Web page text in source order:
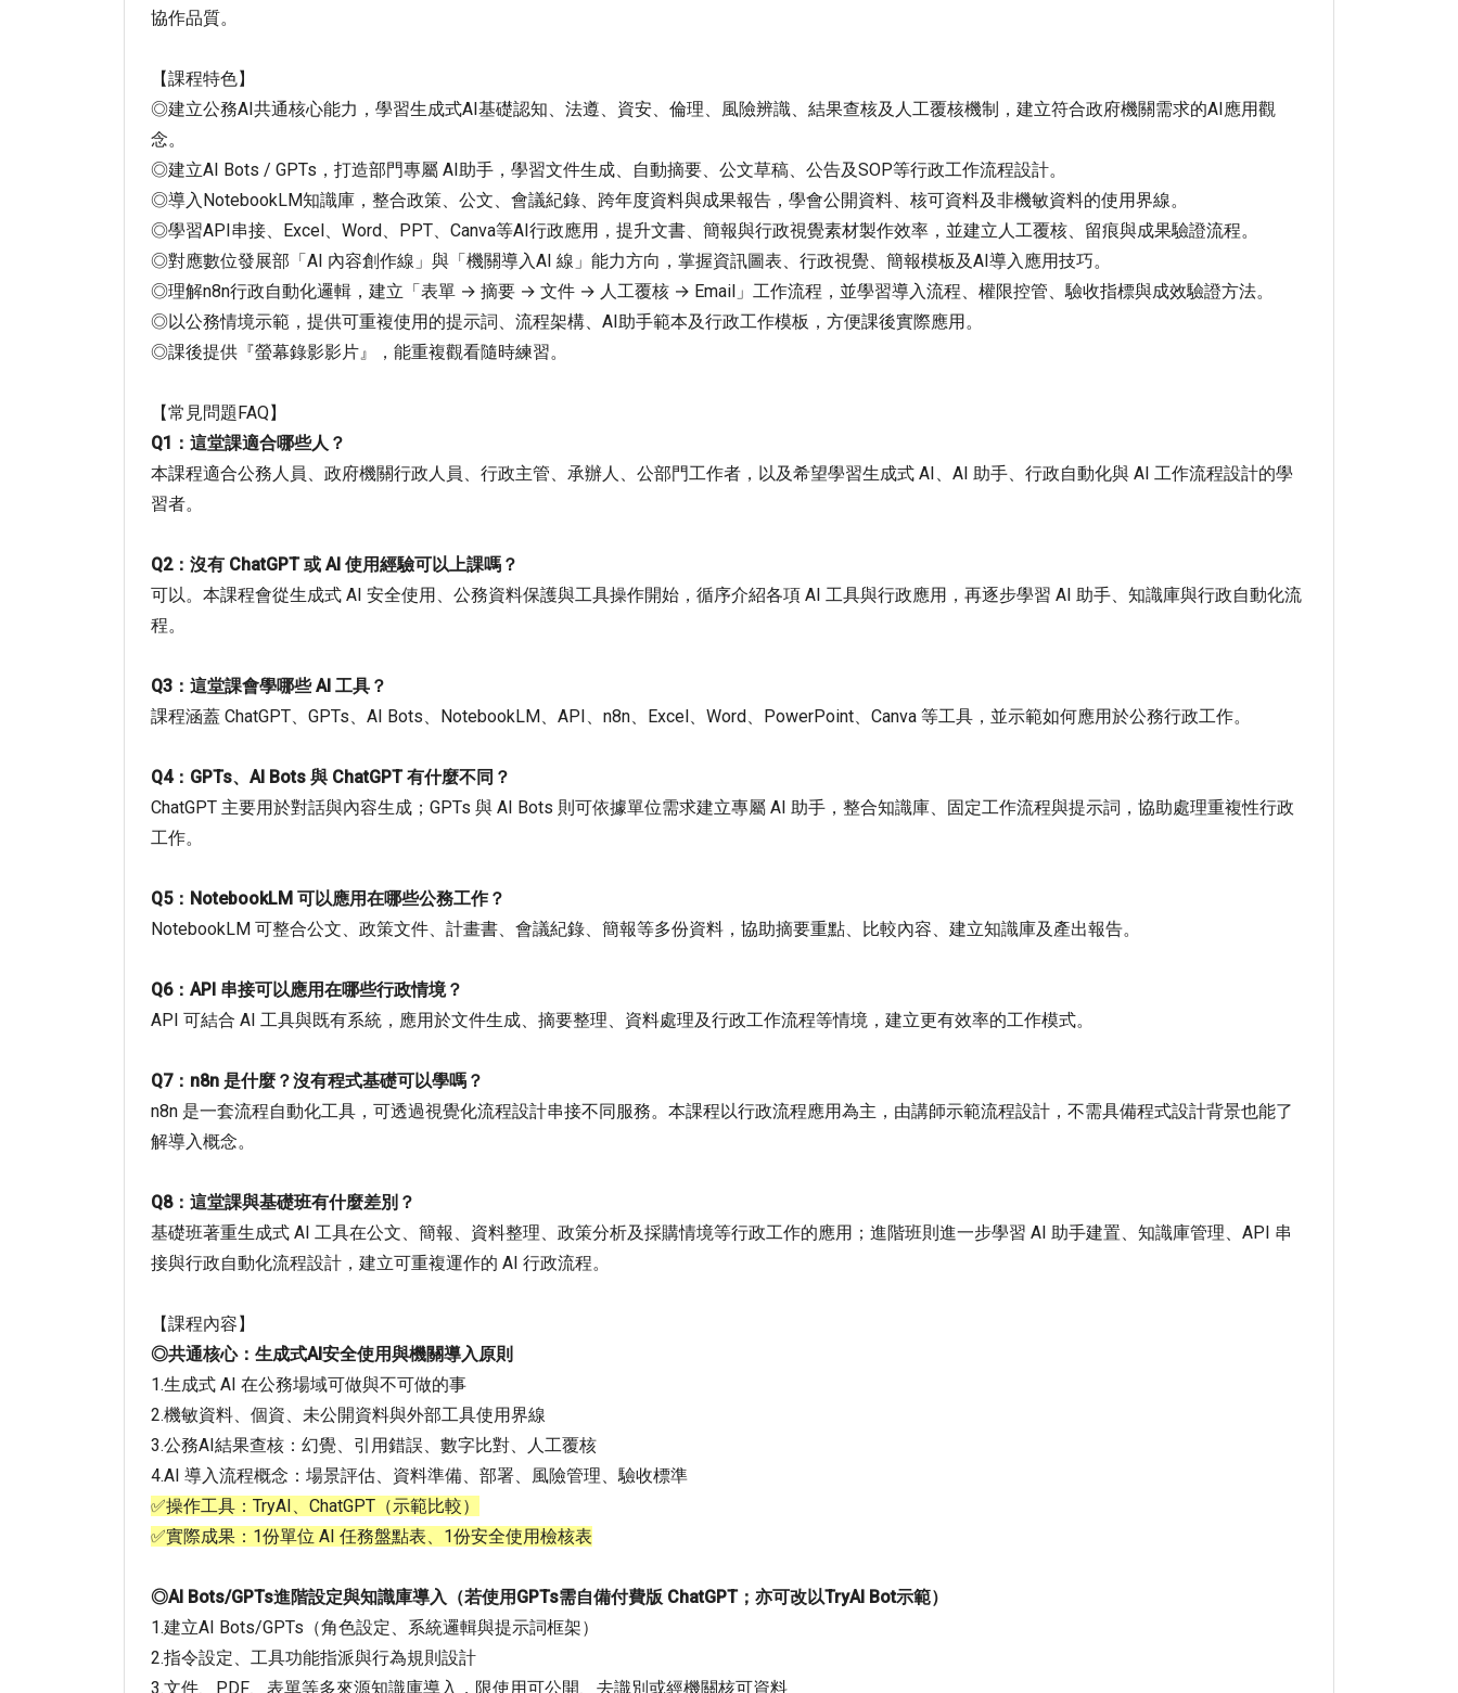
協作品質。
【課程特色】
◎建立公務AI共通核心能力，學習生成式AI基礎認知、法遵、資安、倫理、風險辨識、結果查核及人工覆核機制，建立符合政府機關需求的AI應用觀
念。
◎建立AI Bots / GPTs，打造部門專屬 AI助手，學習文件生成、自動摘要、公文草稿、公告及SOP等行政工作流程設計。
◎導入NotebookLM知識庫，整合政策、公文、會議紀錄、跨年度資料與成果報告，學會公開資料、核可資料及非機敏資料的使用界線。
◎學習API串接、Excel、Word、PPT、Canva等AI行政應用，提升文書、簡報與行政視覺素材製作效率，並建立人工覆核、留痕與成果驗證流程。
◎對應數位發展部「AI 內容創作線」與「機關導入AI 線」能力方向，掌握資訊圖表、行政視覺、簡報模板及AI導入應用技巧。
◎理解n8n行政自動化邏輯，建立「表單 → 摘要 → 文件 → 人工覆核 → Email」工作流程，並學習導入流程、權限控管、驗收指標與成效驗證方法。
◎以公務情境示範，提供可重複使用的提示詞、流程架構、AI助手範本及行政工作模板，方便課後實際應用。
◎課後提供『螢幕錄影影片』，能重複觀看隨時練習。
【常見問題FAQ】
Q1：這堂課適合哪些人？
本課程適合公務人員、政府機關行政人員、行政主管、承辦人、公部門工作者，以及希望學習生成式 AI、AI 助手、行政自動化與 AI 工作流程設計的學
習者。
Q2：沒有 ChatGPT 或 AI 使用經驗可以上課嗎？
可以。本課程會從生成式 AI 安全使用、公務資料保護與工具操作開始，循序介紹各項 AI 工具與行政應用，再逐步學習 AI 助手、知識庫與行政自動化流
程。
Q3：這堂課會學哪些 AI 工具？
課程涵蓋 ChatGPT、GPTs、AI Bots、NotebookLM、API、n8n、Excel、Word、PowerPoint、Canva 等工具，並示範如何應用於公務行政工作。
Q4：GPTs、AI Bots 與 ChatGPT 有什麼不同？
ChatGPT 主要用於對話與內容生成；GPTs 與 AI Bots 則可依據單位需求建立專屬 AI 助手，整合知識庫、固定工作流程與提示詞，協助處理重複性行政
工作。
Q5：NotebookLM 可以應用在哪些公務工作？
NotebookLM 可整合公文、政策文件、計畫書、會議紀錄、簡報等多份資料，協助摘要重點、比較內容、建立知識庫及產出報告。
Q6：API 串接可以應用在哪些行政情境？
API 可結合 AI 工具與既有系統，應用於文件生成、摘要整理、資料處理及行政工作流程等情境，建立更有效率的工作模式。
Q7：n8n 是什麼？沒有程式基礎可以學嗎？
n8n 是一套流程自動化工具，可透過視覺化流程設計串接不同服務。本課程以行政流程應用為主，由講師示範流程設計，不需具備程式設計背景也能了
解導入概念。
Q8：這堂課與基礎班有什麼差別？
基礎班著重生成式 AI 工具在公文、簡報、資料整理、政策分析及採購情境等行政工作的應用；進階班則進一步學習 AI 助手建置、知識庫管理、API 串
接與行政自動化流程設計，建立可重複運作的 AI 行政流程。
【課程內容】
◎共通核心：生成式AI安全使用與機關導入原則
1.生成式 AI 在公務場域可做與不可做的事
2.機敏資料、個資、未公開資料與外部工具使用界線
3.公務AI結果查核：幻覺、引用錯誤、數字比對、人工覆核
4.AI 導入流程概念：場景評估、資料準備、部署、風險管理、驗收標準
✅操作工具：TryAI、ChatGPT（示範比較）
✅實際成果：1份單位 AI 任務盤點表、1份安全使用檢核表
◎AI Bots/GPTs進階設定與知識庫導入（若使用GPTs需自備付費版 ChatGPT；亦可改以TryAI Bot示範）
1.建立AI Bots/GPTs（角色設定、系統邏輯與提示詞框架）
2.指令設定、工具功能指派與行為規則設計
3.文件、PDF、表單等多來源知識庫導入，限使用可公開、去識別或經機關核可資料